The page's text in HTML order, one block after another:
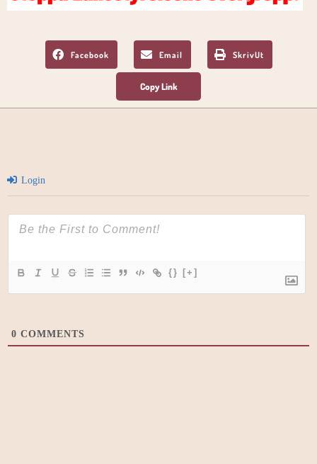
Facebook Email SkrivUt
Login
{} [+]
0 COMMENTS